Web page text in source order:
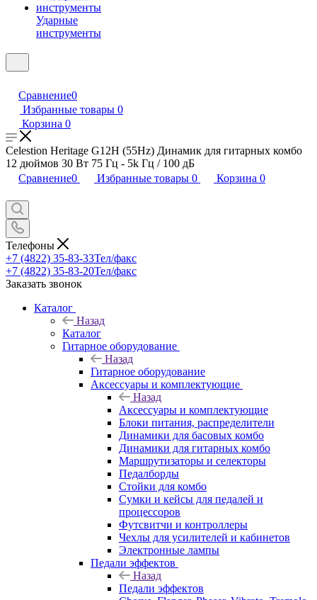
Ударные
инструменты
Сравнение0
Избранные товары 0
Корзина 0
Celestion Heritage G12H (55Hz) Динамик для гитарных комбо
12 дюймов 30 Вт 75 Гц - 5k Гц / 100 дБ
Сравнение0 Избранные товары 0 Корзина 0
Телефоны
+7 (4822) 35-83-33Тел/факс
+7 (4822) 35-83-20Тел/факс
Заказать звонок
Каталог
Назад
Каталог
Гитарное оборудование
Назад
Гитарное оборудование
Аксессуары и комплектующие
Назад
Аксессуары и комплектующие
Блоки питания, распределители
Динамики для басовых комбо
Динамики для гитарных комбо
Маршрутизаторы и селекторы
Педалборды
Стойки для комбо
Сумки и кейсы для педалей и
процессоров
Футсвитчи и контроллеры
Чехлы для усилителей и кабинетов
Электронные лампы
Педали эффектов
Назад
Педали эффектов